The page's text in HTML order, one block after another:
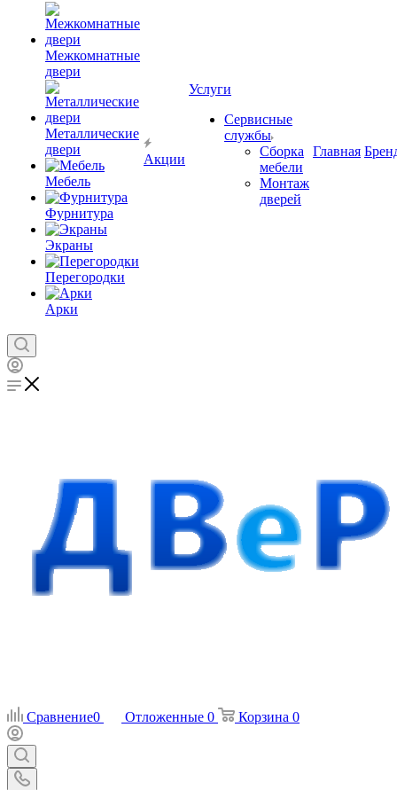
Межкомнатные
двери
Металлические
двери
Мебель
Фурнитура
Экраны
Перегородки
Арки
Акции
Услуги
Сервисные
службы
Сборка
мебели
Монтаж
дверей
Главная
Сравнение0 Отложенные 0 Корзина 0